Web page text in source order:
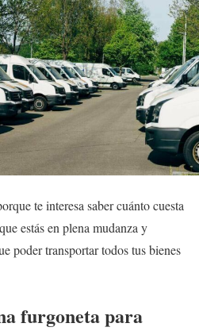
te interesa saber cuánto cuesta
estás en plena mudanza y
poder transportar todos tus bienes
furgoneta para